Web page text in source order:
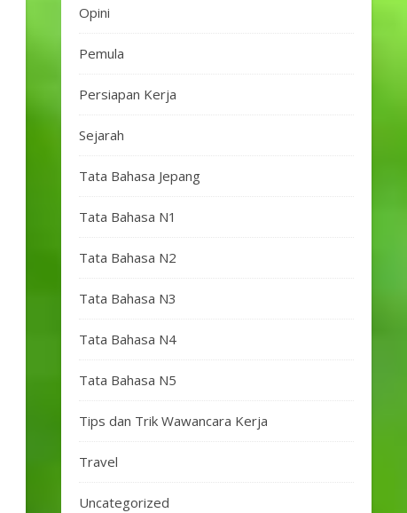
Opini
Pemula
Persiapan Kerja
Sejarah
Tata Bahasa Jepang
Tata Bahasa N1
Tata Bahasa N2
Tata Bahasa N3
Tata Bahasa N4
Tata Bahasa N5
Tips dan Trik Wawancara Kerja
Travel
Uncategorized